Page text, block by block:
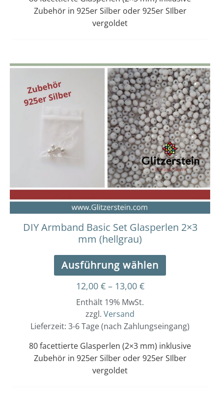
Zubehör in 925er Silber oder 925er SIlber
vergoldet
DIY Armband Basic Set Glasperlen 2×3
mm (hellgrau)
Ausführung wählen
Dieses
Produkt
weist
mehrere
Varianten
auf.
Die
Optionen
können
auf
der
werden
12,00 € – 13,00 €
Preisspanne:
12,00 €
bis
13,00 €
Enthält 19% MwSt.
zzgl. Versand
Lieferzeit: 3-6 Tage (nach Zahlungseingang)
80 facettierte Glasperlen (2×3 mm) inklusive
Zubehör in 925er Silber oder 925er SIlber
vergoldet